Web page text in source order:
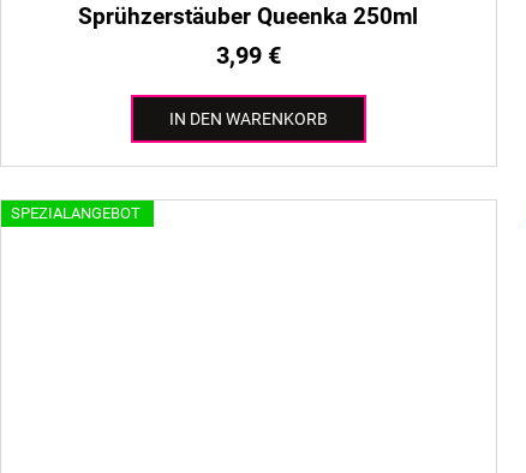
Sprühzerstäuber Queenka 250ml
3,99 €
IN DEN WARENKORB
SPEZIALANGEBOT